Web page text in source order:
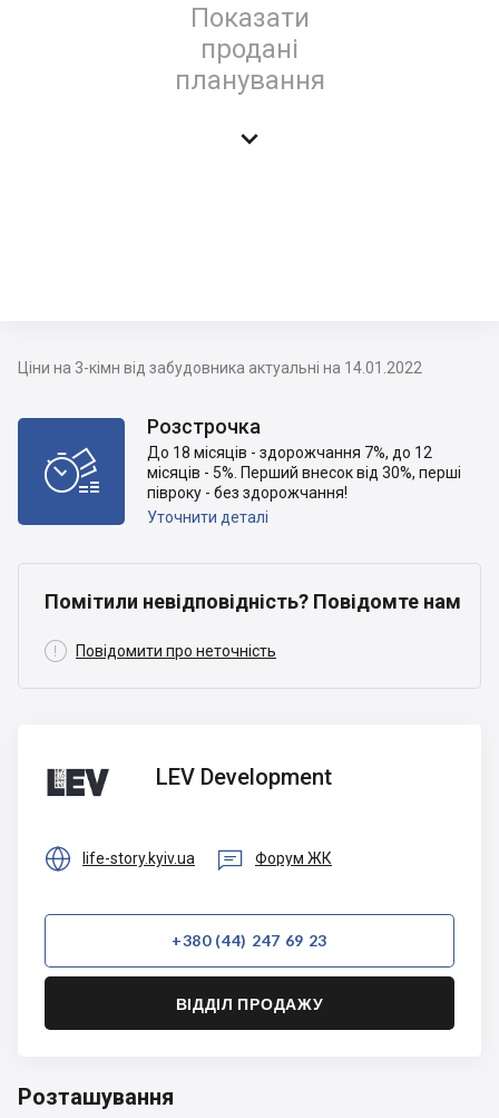
Показати
продані
планування

Ціни на 3-кімн від забудовника актуальні на 14.01.2022

Розстрочка
До 18 місяців - здорожчання 7%, до 12
місяців - 5%. Перший внесок від 30%, перші
півроку - без здорожчання!
Уточнити деталі
Помітили невідповідність? Повідомте нам
 Повідомити про неточність
Development
LEV Development
 life-story.kyiv.ua  Форум ЖК
+380 (44) 247 69 23
ВІДДІЛ ПРОДАЖУ
Розташування